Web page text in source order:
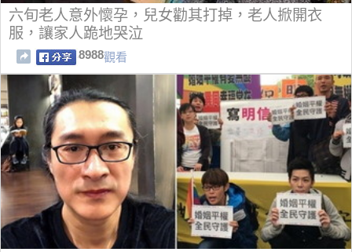
六旬老人意外懷孕，兒女勸其打掉，老人掀開衣
服，讓家人跪地哭泣
8988觀看